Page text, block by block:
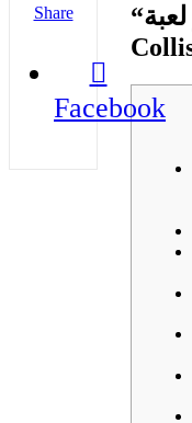
Share
Facebook
“دليل النهائي لـ هكر لعبة